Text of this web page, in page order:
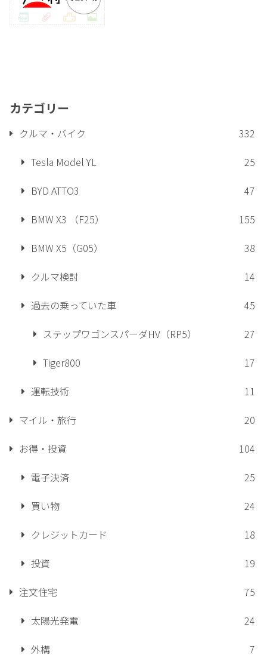
カテゴリー
クルマ・バイク
332
Tesla Model YL
25
BYD ATTO3
47
BMW X3 （F25）
155
BMW X5（G05）
38
クルマ検討
14
過去の乗っていた車
45
ステップワゴンスパーダHV（RP5）
27
Tiger800
17
運転技術
11
マイル・旅行
20
お得・投資
104
電子決済
25
買い物
24
クレジットカード
18
投資
19
注文住宅
75
太陽光発電
24
外構
7